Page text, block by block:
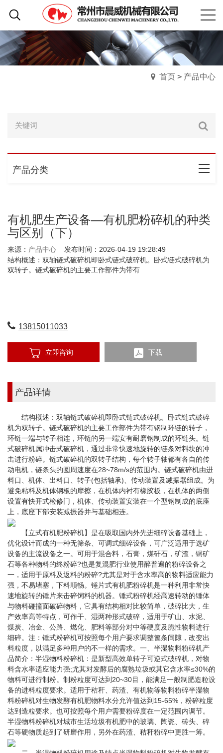
首页 > 产品中心
产品分类
有机肥生产设备—有机肥粉碎机的种类
与区别（下）
来源： 产品中心 发布时间：2026-04-19 19:28:49
结构概述：双轴链式破碎机即卧式链式破碎机。卧式链式破碎机为
双转子。链式破碎机的主要工作部件为带有
13815011033
立即咨询 下载
产品详情
结构概述：双轴链式破碎机即卧式链式破碎机。卧式链式破碎
机为双转子。链式破碎机的主要工作部件为带有钢制环链的转子，
环链一端与转子相连，环链的另一端安有耐磨钢制成的环链头。链
式破碎机属冲击式破碎机，通过非常快速地旋转的链条对料块的冲
击进行粉碎。链式破碎机的双转子结构，每个转子轴都有各自的传
动电机，链条头的圆周速度在28~78m/s的范围内。链式破碎机由进
料口、机体、出料口、转子(包括轴承)、传动装置及减振器组成。为
避免粘料及机体钢板的摩擦，在机体内衬有橡胶板，在机体的两侧
设置有快开式检修门，机体、传动装置安装在一个型钢制成的底座
上，底座下部安装减振器并与基础相连。
【立式有机肥粉碎机】是在吸取国内外先进细碎设备基础上，
优化设计而成的一种无筛条、可调式细碎设备，可广泛适用于选矿
设备的主流设备之一。可用于混合料，石膏，煤矸石，矿渣，铜矿
石等各种物料的终粉碎?也是复混肥行业使用醉普遍的粉碎设备之
一，适用于原料及返料的粉碎?尤其是对于含水率高的物料适应能力
强，不易堵塞，下料顺畅。锤片式有机肥粉碎机是一种利用非常快
速地旋转的锤片来击碎饲料的机器。锤式粉碎机经高速转动的锤体
与物料碰撞面破碎物料，它具有结构相对比较简单，破碎比大，生
产效率高等特点，可作干、湿两种形式破碎，适用于矿山、水泥、
煤炭、冶金、公路、燃化、肥料等部分对中等硬度及脆性物料进行
细碎。注：锤式粉碎机可按照每个用户要求调整篦条间隙，改变出
料粒度，以满足多种用户的不一样的需求。一、半湿物料粉碎机产
品简介：半湿物料粉碎机：是新型高效单转子可逆式破碎机，对物
料含水率适应能力强;尤其对发酵后的腐熟垃圾或其它含水率≤30%的
物料可进行制粉。制粉粒度可达到20~30目，能满足一般制肥造粒设
备的进料粒度要求。适用于秸秆、药渣、有机物等物料粉碎半湿物
料粉碎机对生物发酵有机肥物料水分允许值达到15-65%，粉碎粒度
达到造粒要求。也可按照每个用户需要粉碎度在一定范围内调节。
半湿物料粉碎机对城市生活垃圾有机肥中的玻璃、陶瓷、砖头、碎
石等硬物质起到了研磨作用，另外在药渣、秸秆粉碎中更胜一筹。